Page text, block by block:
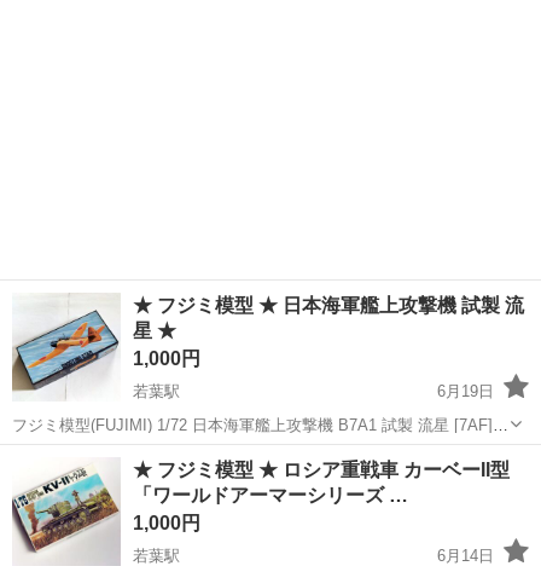
★ フジミ模型 ★ 日本海軍艦上攻撃機 試製 流
星 ★
1,000円
若葉駅
6月19日
フジミ模型(FUJIMI) 1/72 日本海軍艦上攻撃機 B7A1 試製 流星 [7AF]
パーツは全部そろっていると思います、古い商品ですので箱は傷みが
有ります、 発売後かなり経過しておりますので、申し訳...
模型、プラモデル
★ フジミ模型 ★ ロシア重戦車 カーベーII型
「ワールドアーマーシリーズ …
1,000円
若葉駅
6月14日